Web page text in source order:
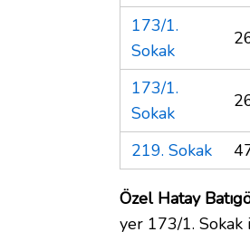
173/1.
Sokak
173/1.
Sokak
219. Sokak
Özel Hatay
yer 173/1. Sokak